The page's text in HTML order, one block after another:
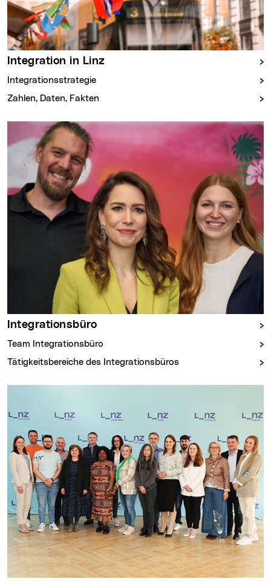
Integration in Linz
Integrationsstrategie
Zahlen, Daten, Fakten
Integrationsbüro
Team Integrationsbüro
Tätigkeitsbereiche des Integrationsbüros